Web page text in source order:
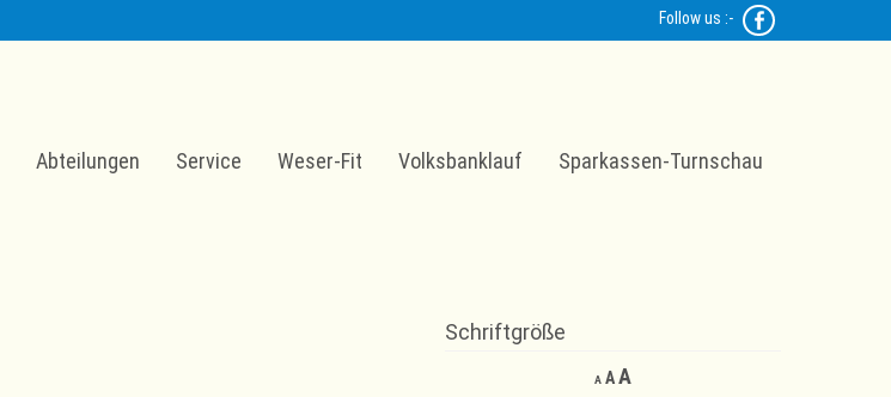
Follow us :-
Abteilungen Service Weser-Fit Volksbanklauf Sparkassen-Turnschau
Schriftgröße
A
Decrease
font
A Reset
A